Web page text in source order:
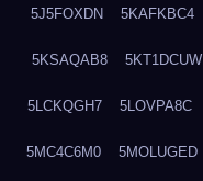
5J5FOXDN 5KAFKBC4
5KSAQAB8 5KT1DCUW
5LCKQGH7 5LOVPA8C
5MC4C6M0 5MOLUGED